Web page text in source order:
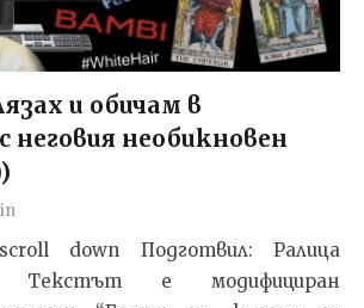
и обичам в
неговия необикновен
down Подготвил: Ралица
Текстът e модифициран